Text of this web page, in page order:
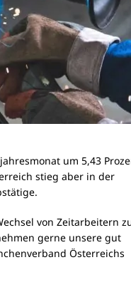
um 5,43
stieg aber in der
von Zeitarbeitern
gerne unsere gut
Österreichs